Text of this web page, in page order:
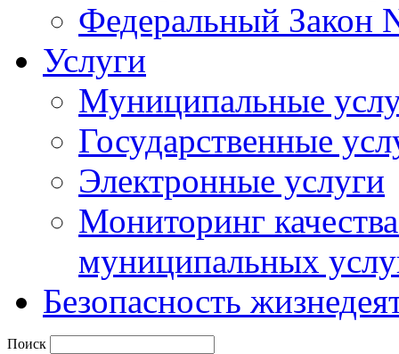
Федеральный Закон
Услуги
Муниципальные
Государственные
Электронные услуги
Мониторинг
муниципальных
Безопасность
Поиск